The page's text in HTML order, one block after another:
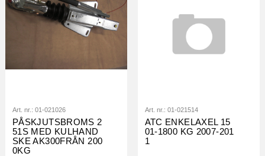
Art. nr.: 01-021026
PÅSKJUTSBROMS 2
51S MED KULHAND
SKE AK300FRÅN 200
0KG
Art. nr.: 01-021514
ATC ENKELAXEL 15
01-1800 KG 2007-201
1